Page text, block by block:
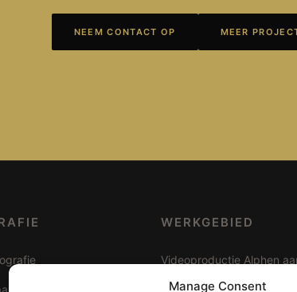
Manage Consent
NEEM CONTACT OP MEER
WERKGEBIED
Videoproductie Alphen
Rijn